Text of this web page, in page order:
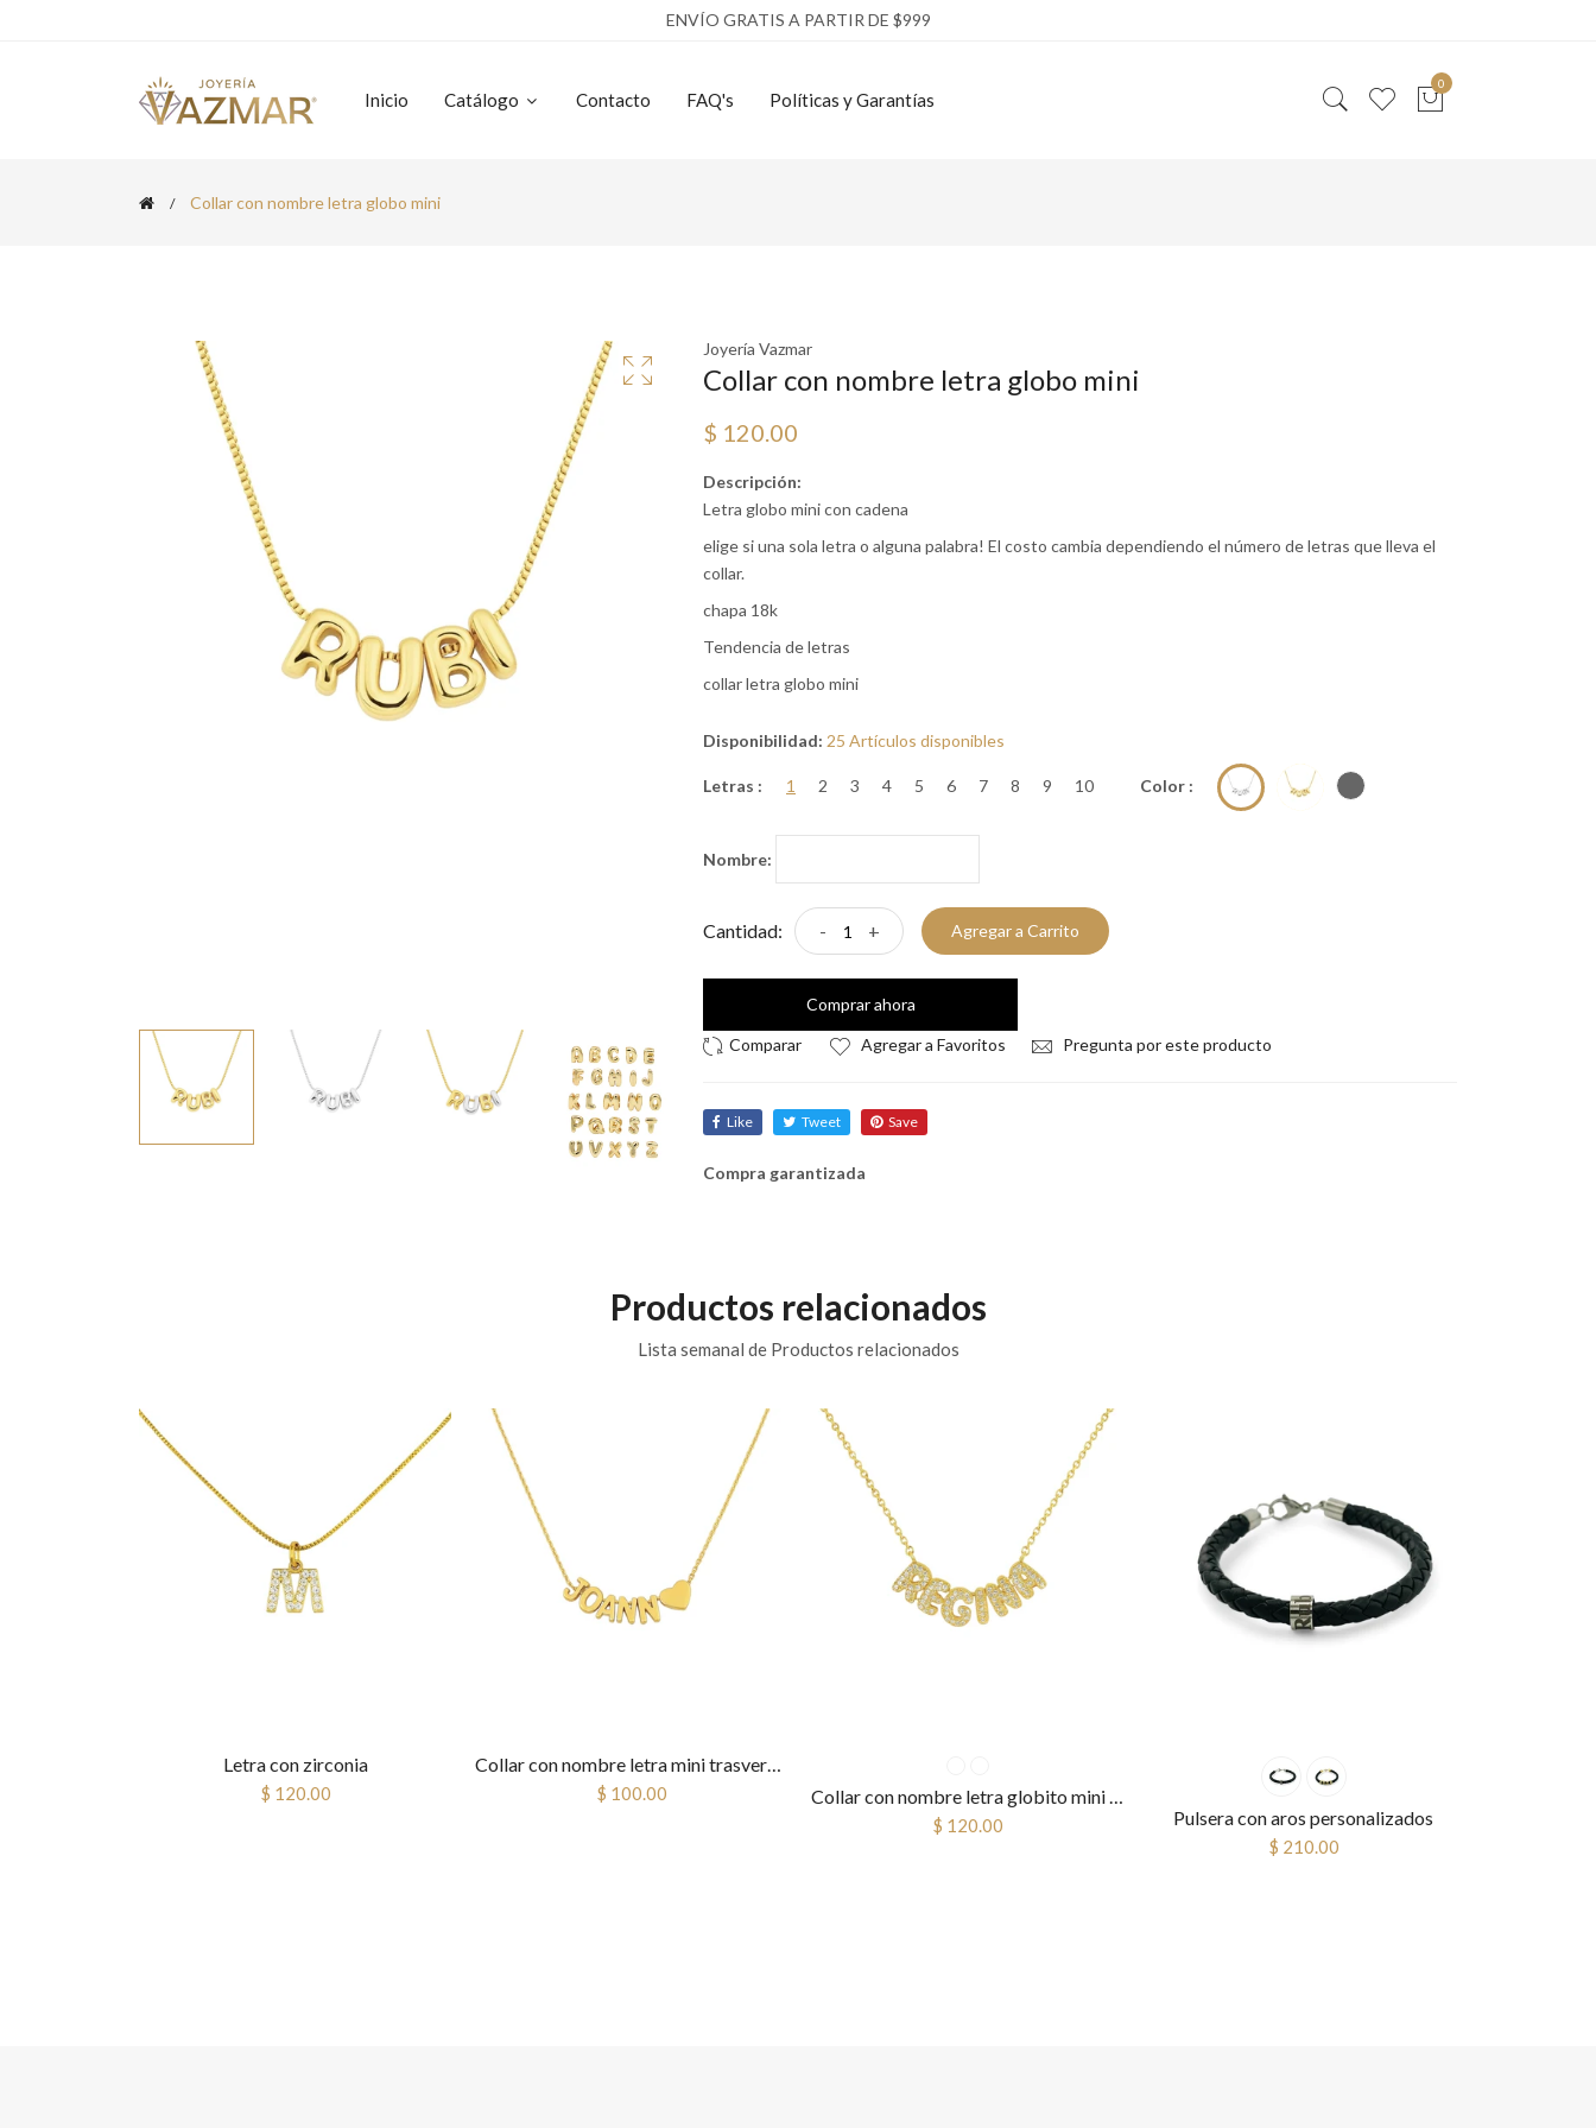
ENVÍO GRATIS A PARTIR DE $999
Inicio Catálogo Contacto FAQ's Políticas y Garantías
0
Collar con nombre letra globo mini
Joyería Vazmar
Collar con nombre letra globo mini
$ 120.00
Descripción:
Letra globo mini con cadena
elige si una sola letra o alguna palabra! El costo cambia dependiendo el número de letras que lleva el
collar.
chapa 18k
Tendencia de letras
collar letra globo mini
Disponibilidad: 25 Artículos disponibles
Letras : 1 2 3 4 5 6 7 8 9 10 Color :
Nombre:
Cantidad: - + Agregar a Carrito
Comprar ahora
Agregar a Favoritos
Pregunta por este producto
Like Tweet Save
Compra garantizada
Productos relacionados
Lista semanal de Productos relacionados
Letra con zirconia
$ 120.00
Collar con nombre letra mini trasversal
$ 100.00 Collar con nombre letra globito mini con piedra
$ 120.00 Pulsera con aros personalizados
$ 210.00